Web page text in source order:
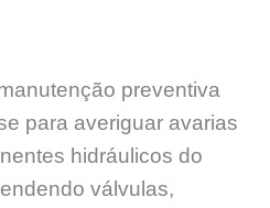
preventiva
para averiguar avarias
hidráulicos do
válvulas,